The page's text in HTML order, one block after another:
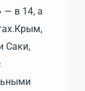
— в 14, а
Саки,